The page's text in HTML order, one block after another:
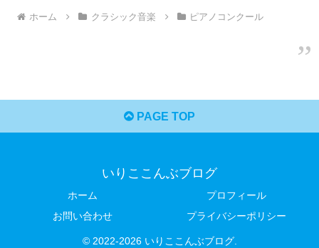
ホーム クラシック音楽 ピアノコンクール
PAGE TOP
いりここんぶブログ
ホーム
プロフィール
お問い合わせ
プライバシーポリシー
© 2022-2026 いりここんぶブログ.